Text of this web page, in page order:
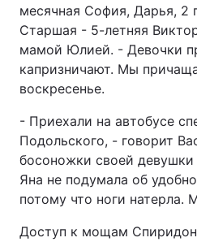
месячная София, Дарья, 2
Старшая - 5-летняя
мамой Юлией. - Девочки
капризничают. Мы
воскресенье.
- Приехали на автобусе
Подольского, - говорит
босоножки своей
Яна не подумала об
потому что ноги натерла.
Доступ к мощам